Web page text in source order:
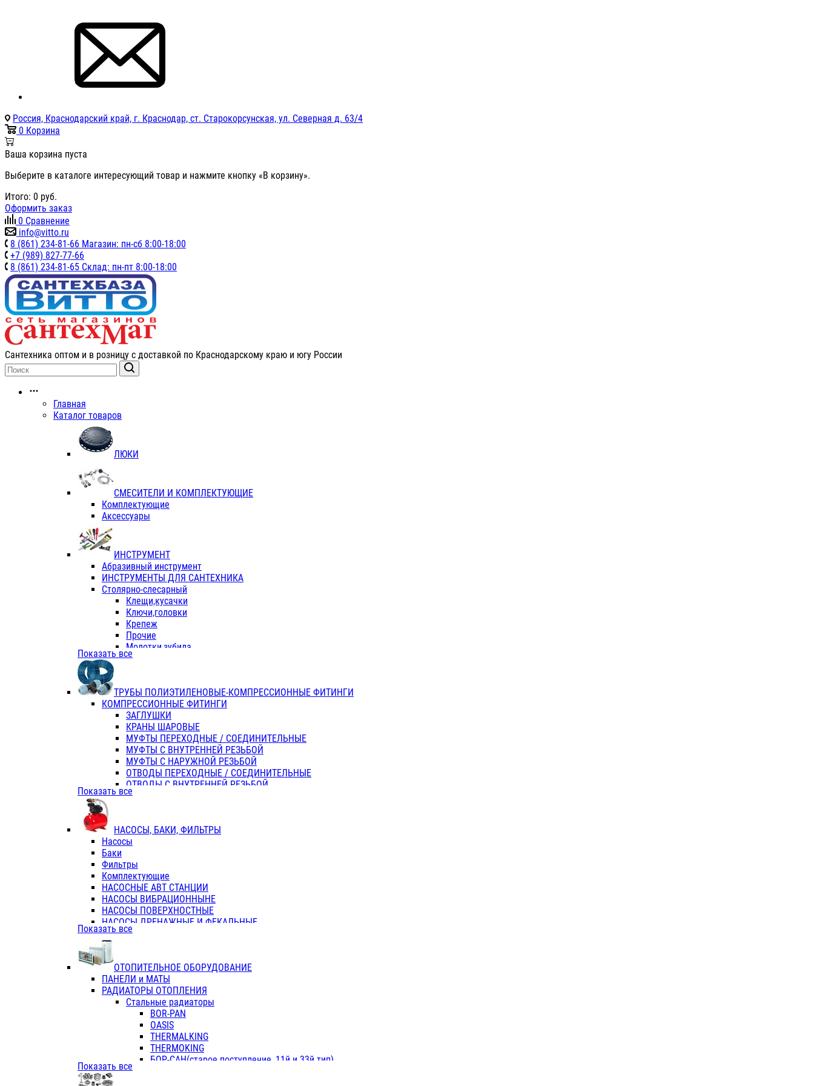
Россия, Краснодарский край, г. Краснодар, ст. Старокорсунская, ул. Северная д. 63/4
0 Корзина
Ваша корзина пуста
Выберите в каталоге интересующий товар и нажмите кнопку «В корзину».
Итого: 0 руб.
Оформить заказ
0 Сравнение
info@vitto.ru
8 (861) 234-81-66 Магазин: пн-сб 8:00-18:00
+7 (989) 827-77-66
8 (861) 234-81-65 Склад: пн-пт 8:00-18:00
Сантехника оптом и в розницу с доставкой по Краснодарскому краю и югу России
Главная
Каталог товаров
ЛЮКИ
СМЕСИТЕЛИ И КОМПЛЕКТУЮЩИЕ
Комплектующие
Аксессуары
ИНСТРУМЕНТ
Абразивный инструмент
ИНСТРУМЕНТЫ ДЛЯ САНТЕХНИКА
Столярно-слесарный
Клещи,кусачки
Ключи,головки
Крепеж
Прочие
Молотки,зубила
Пассатижи,тонкогубцы,утконосы
Отвертки
Хоз. инвентарь
ЭЛ. ИНСТРУМЕНТ OASIS
Показать все
ТРУБЫ ПОЛИЭТИЛЕНОВЫЕ-КОМПРЕССИОННЫЕ ФИТИНГИ
КОМПРЕССИОННЫЕ ФИТИНГИ
ЗАГЛУШКИ
КРАНЫ ШАРОВЫЕ
МУФТЫ ПЕРЕХОДНЫЕ / СОЕДИНИТЕЛЬНЫЕ
МУФТЫ С ВНУТРЕННЕЙ РЕЗЬБОЙ
МУФТЫ С НАРУЖНОЙ РЕЗЬБОЙ
ОТВОДЫ ПЕРЕХОДНЫЕ / СОЕДИНИТЕЛЬНЫЕ
ОТВОДЫ С ВНУТРЕННЕЙ РЕЗЬБОЙ
ОТВОДЫ С НАРУЖНОЙ РЕЗЬБОЙ
ТРОЙНИКИ ПЕРЕХОДНЫЕ / СОЕДИНИТЕЛЬНЫЕ
ТРОЙНИКИ С ВНУТРЕННЕЙ РЕЗЬБОЙ
КОЛЬЦА РЕЗИНОВЫЕ
ТРУБЫ НАПОРНЫЕ
ТРУБЫ ГОФРИРОВАННЫЕ ДВУХСЛ.
ТРУБЫ ПОЛИЭТИЛЕНОВЫЕ
Показать все
НАСОСЫ, БАКИ, ФИЛЬТРЫ
Насосы
Баки
Фильтры
Комплектующие
НАСОСНЫЕ АВТ СТАНЦИИ
НАСОСЫ ВИБРАЦИОННЫНЕ
НАСОСЫ ПОВЕРХНОСТНЫЕ
НАСОСЫ ДРЕНАЖНЫЕ И ФЕКАЛЬНЫЕ
НАСОСЫ ПОВЫСИТ и ЦИРКУЛЯЦИОННЫЕ
НАСОСЫ СКВАЖИННЫЕ
Показать все
ОТОПИТЕЛЬНОЕ ОБОРУДОВАНИЕ
ПАНЕЛИ и МАТЫ
РАДИАТОРЫ ОТОПЛЕНИЯ
Стальные радиаторы
BOR-PAN
OASIS
THERMALKING
THERMOKING
БОР-САН(старое поступление, 11й и 33й тип)
Показать все